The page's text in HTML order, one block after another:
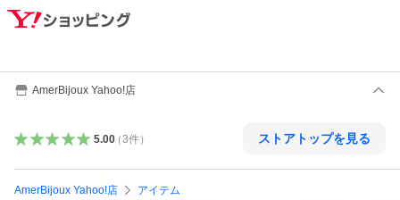
AmerBijoux Yahoo!店
5.00（3件） ストアトップを見る
AmerBijoux Yahoo!店 アイテム